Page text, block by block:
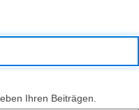
Ihren Beiträgen.